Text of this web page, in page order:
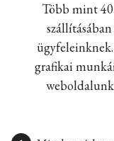
Több mint
grafikai